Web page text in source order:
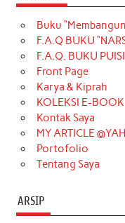
e
b
o
o
k
t
a
g
r
a
m
T
o
k
Buku
F.A.Q BUKU
F.A.Q. BUKU
Front Page
Karya & Kiprah
KOLEKSI E-BOOK
Kontak Saya
MY ARTICLE
Portofolio
Tentang Saya
ARSIP